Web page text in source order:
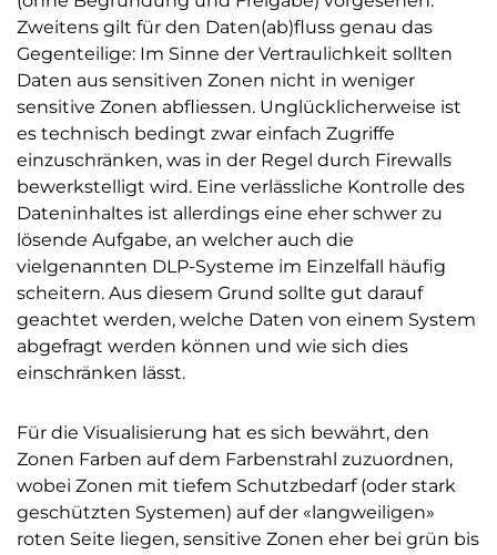
Zweitens gilt für den Daten(ab)fluss genau das
Gegenteilige: Im Sinne der Vertraulichkeit sollten
Daten aus sensitiven Zonen nicht in weniger
sensitive Zonen abfliessen. Unglücklicherweise ist
es technisch bedingt zwar einfach Zugriffe
einzuschränken, was in der Regel durch Firewalls
bewerkstelligt wird. Eine verlässliche Kontrolle des
Dateninhaltes ist allerdings eine eher schwer zu
lösende Aufgabe, an welcher auch die
vielgenannten DLP-Systeme im Einzelfall häufig
scheitern. Aus diesem Grund sollte gut darauf
geachtet werden, welche Daten von einem System
abgefragt werden können und wie sich dies
einschränken lässt.
Für die Visualisierung hat es sich bewährt, den
Zonen Farben auf dem Farbenstrahl zuzuordnen,
wobei Zonen mit tiefem Schutzbedarf (oder stark
geschützten Systemen) auf der «langweiligen»
roten Seite liegen, sensitive Zonen eher bei grün bis